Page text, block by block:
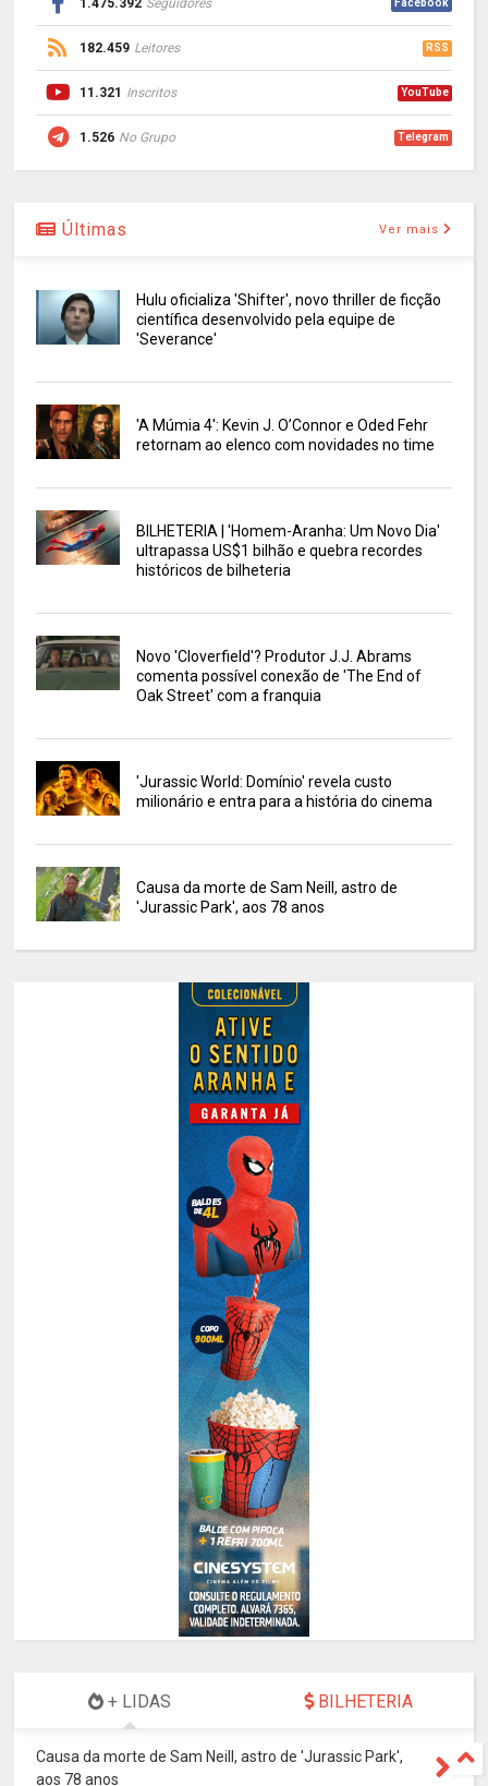
1.475.392 Seguidores Facebook
182.459 Leitores RSS
11.321 Inscritos YouTube
1.526 No Grupo Telegram
Últimas Ver mais
Hulu oficializa 'Shifter', novo thriller de ficção
científica desenvolvido pela equipe de
'Severance'
'A Múmia 4': Kevin J. O’Connor e Oded Fehr
retornam ao elenco com novidades no time
BILHETERIA | 'Homem-Aranha: Um Novo Dia'
ultrapassa US$1 bilhão e quebra recordes
históricos de bilheteria
Novo 'Cloverfield'? Produtor J.J. Abrams
comenta possível conexão de 'The End of
Oak Street' com a franquia
'Jurassic World: Domínio' revela custo
milionário e entra para a história do cinema
Causa da morte de Sam Neill, astro de
'Jurassic Park', aos 78 anos
+ LIDAS BILHETERIA
Causa da morte de Sam Neill, astro de 'Jurassic Park',
aos 78 anos